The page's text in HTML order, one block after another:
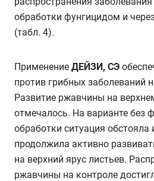
обработки фунгицидом и
(табл. 4).
Применение ДЕЙЗИ, СЭ
против грибных заболеваний
Развитие ржавчины на
отмечалось. На варианте без
обработки ситуация обстояла
продолжила активно
на верхний ярус листьев.
ржавчины на контроле